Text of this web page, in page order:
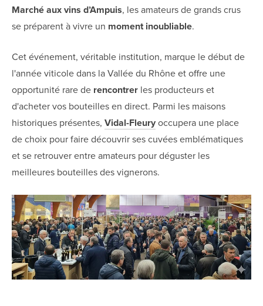
Marché aux vins d’Ampuis, les amateurs de grands crus
se préparent à vivre un moment inoubliable.
Cet événement, véritable institution, marque le début de
l'année viticole dans la Vallée du Rhône et offre une
opportunité rare de rencontrer les producteurs et
d'acheter vos bouteilles en direct. Parmi les maisons
historiques présentes, Vidal-Fleury occupera une place
de choix pour faire découvrir ses cuvées emblématiques
et se retrouver entre amateurs pour déguster les
meilleures bouteilles des vignerons.